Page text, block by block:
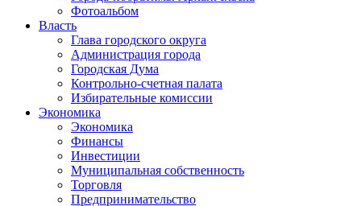
Фотоальбом
Власть
Глава городского округа
Администрация города
Городская Дума
Контрольно-счетная палата
Избирательные комиссии
Экономика
Экономика
Финансы
Инвестиции
Муниципальная собственность
Торговля
Предпринимательство